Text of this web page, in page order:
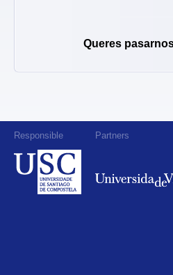
Queres
Responsible Partners